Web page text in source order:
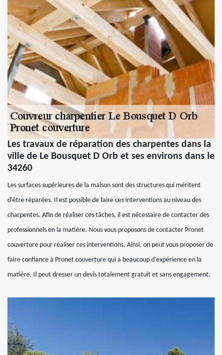
Les travaux de réparation des charpentes dans la
ville de Le Bousquet D Orb et ses environs dans le
34260
Les surfaces supérieures de la maison sont des structures qui méritent
d'être réparées. Il est possible de faire ces interventions au niveau des
charpentes. Afin de réaliser ces tâches, il est nécessaire de contacter des
professionnels en la matière. Nous vous proposons de contacter Pronet
couverture pour réaliser ces interventions. Ainsi, on peut vous proposer de
faire confiance à Pronet couverture qui a beaucoup d'expérience en la
matière. Il peut dresser un devis totalement gratuit et sans engagement.